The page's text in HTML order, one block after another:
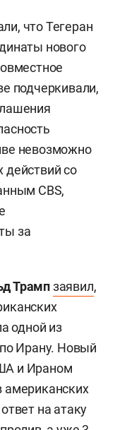
что Тегеран
нового
подчеркивали,
невозможно
действий со
CBS,
за
Трампзаявил,
одной из
Ирану. Новый
и Ираном
американских
на атаку